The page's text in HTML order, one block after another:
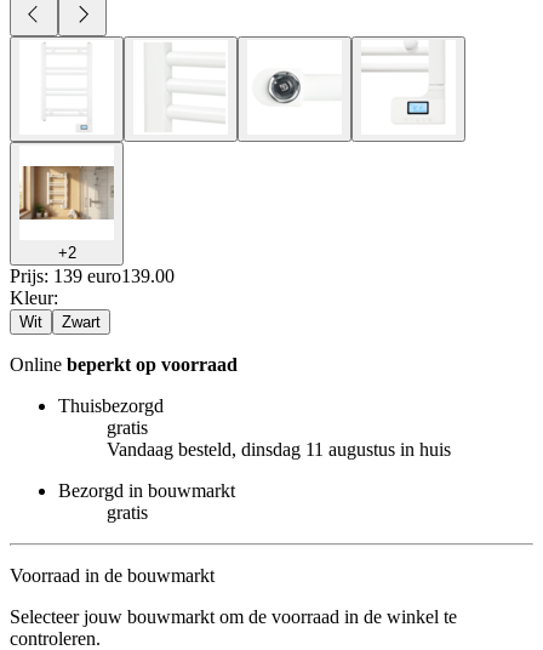
+2
Prijs: 139 euro139.00
Kleur:
Wit Zwart
Online beperkt op voorraad
Thuisbezorgd
gratis
Vandaag besteld, dinsdag 11 augustus in huis
Bezorgd in bouwmarkt
gratis
Voorraad in de bouwmarkt
Selecteer jouw bouwmarkt om de voorraad in de winkel te
controleren.